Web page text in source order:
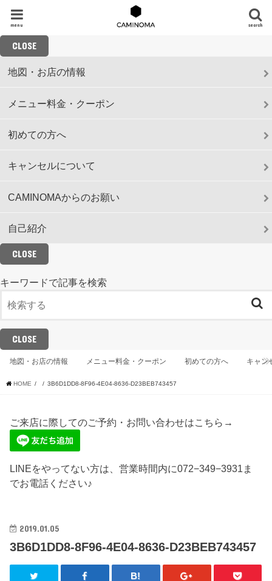
search
menu
CLOSE
地図・お店の情報
メニュー料金・クーポン
初めての方へ
キャンセルについて
CAMINOMAからのお願い
自己紹介
CLOSE
キーワードで記事を検索
CLOSE
地図・お店の情報 メニュー料金・クーポン 初めての方へ キャン
HOME 3B6D1DD8-8F96-4E04-8636-D23BEB743457
ご来店に際してのご予約・お問い合わせはこちら→
LINEをやってない方は、営業時間内に072−349−3931ま
でお電話ください♪
2019.01.05
3B6D1DD8-8F96-4E04-8636-D23BEB743457